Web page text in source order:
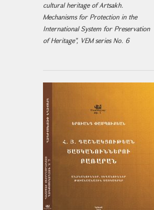
cultural heritage of Artsakh.
Mechanisms for Protection in the
International System for Preservation
of Heritage", VEM series No. 6